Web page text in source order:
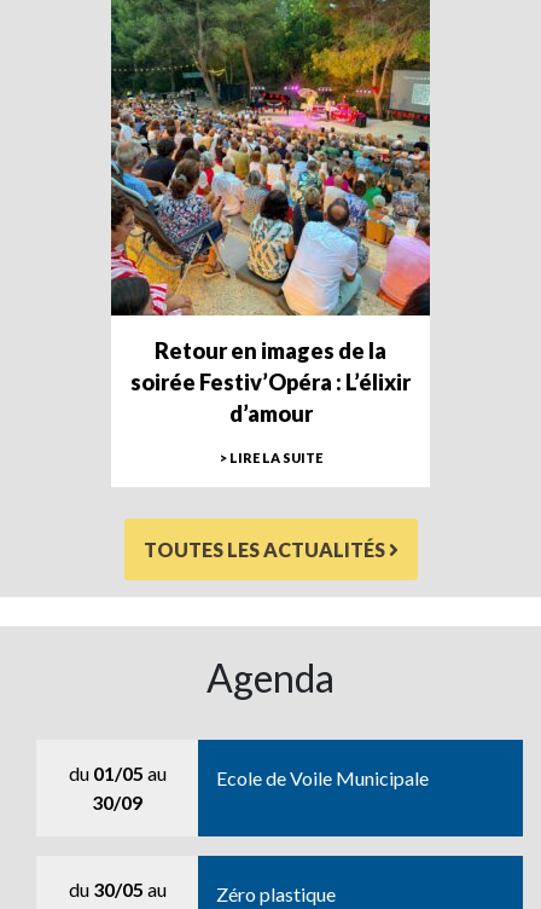
Retour en images de la
soirée Festiv’Opéra : L’élixir
d’amour
> LIRE LA SUITE
TOUTES LES ACTUALITÉS
Agenda
du 01/05 au
30/09
Ecole de Voile Municipale
du 30/05 au
Zéro plastique